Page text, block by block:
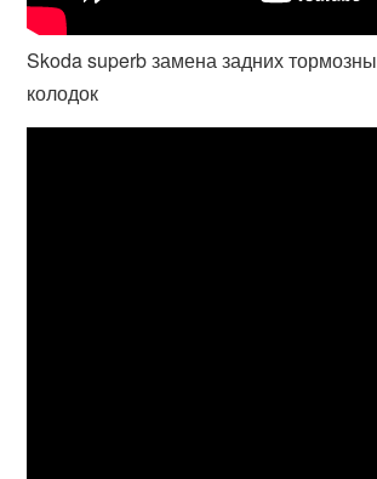
Skoda superb замена задних
колодок